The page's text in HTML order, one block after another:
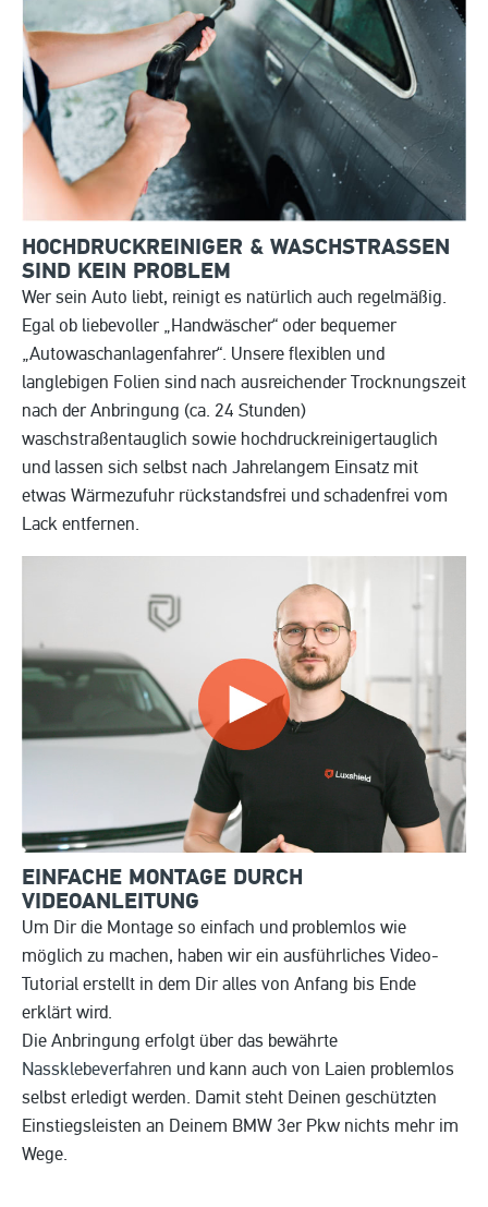
HOCHDRUCKREINIGER & WASCHSTRASSEN S
IND KEIN PROBLEM
Wer sein Auto liebt, reinigt es natürlich auch regelmäßig.
Egal ob liebevoller „Handwäscher“ oder bequemer
„Autowaschanlagenfahrer“. Unsere flexiblen und
langlebigen Folien sind nach ausreichender Trocknungszeit
nach der Anbringung (ca. 24 Stunden)
waschstraßentauglich sowie hochdruckreinigertauglich
und lassen sich selbst nach Jahrelangem Einsatz mit
etwas Wärmezufuhr rückstandsfrei und schadenfrei vom
Lack entfernen.
EINFACHE MONTAGE DURCH
VIDEOANLEITUNG
Um Dir die Montage so einfach und problemlos wie
möglich zu machen, haben wir ein ausführliches Video-
Tutorial erstellt in dem Dir alles von Anfang bis Ende
erklärt wird.
Die Anbringung erfolgt über das bewährte
Nassklebeverfahren und kann auch von Laien problemlos
selbst erledigt werden. Damit steht Deinen geschützten
Einstiegsleisten an Deinem BMW 3er Pkw nichts mehr im
Wege.